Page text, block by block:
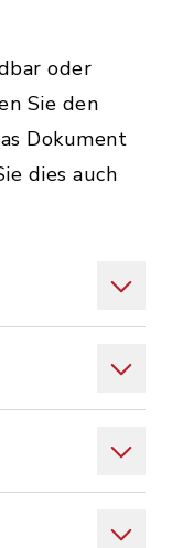
oder
Sie den
Dokument
dies auch